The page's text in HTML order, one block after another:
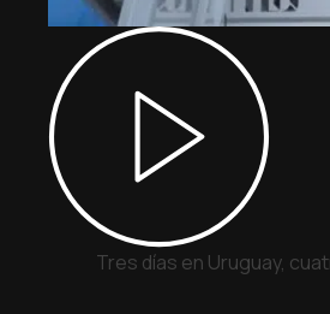
Tres días en Uruguay,